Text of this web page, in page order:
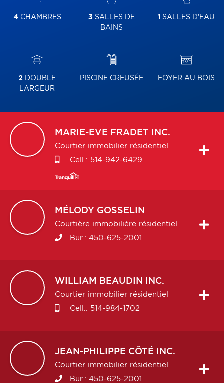
4CHAMBRES 3 SALLES DE
BAINS
1 SALLES D'EAU
2 DOUBLE
LARGEUR
PISCINE CREUSÉE FOYER AU BOIS
MARIE-EVE FRADET INC.
Courtier immobilier résidentiel
Cell.: 514-942-6429
MÉLODY GOSSELIN
Courtière immobilière résidentiel
Bur.: 450-625-2001
WILLIAM BEAUDIN INC.
Courtier immobilier résidentiel
Cell.: 514-984-1702
JEAN-PHILIPPE CÔTÉ INC.
Courtier immobilier résidentiel
Bur.: 450-625-2001